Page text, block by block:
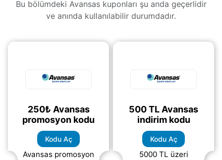
Bu bölümdeki Avansas kuponları şu anda geçerlidir
ve anında kullanılabilir durumdadır.
250₺ Avansas
promosyon kodu
Kodu Aç
Avansas promosyon
500 TL Avansas
indirim kodu
Kodu Aç
5000 TL üzeri